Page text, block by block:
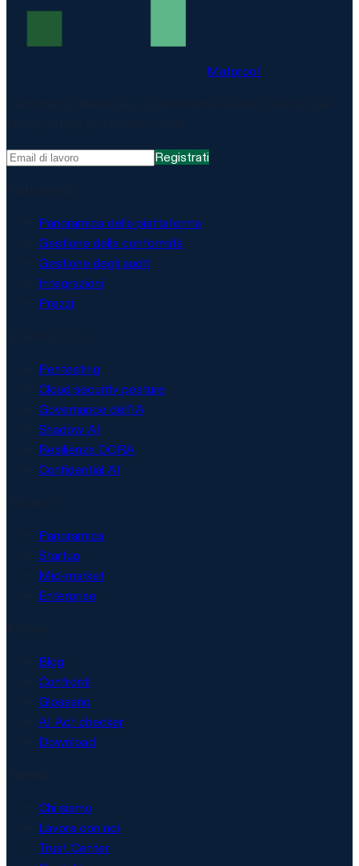
Matproof
Registrati
Panoramica della piattaforma
Gestione della conformità
Gestione degli audit
Integrazioni
Prezzi
Pentesting
Cloud security posture
Governance dell'IA
Shadow AI
Resilienza DORA
Confidential AI
Panoramica
Startup
Mid-market
Enterprise
Blog
Confronti
Glossario
AI Act checker
Download
Chi siamo
Lavora con noi
Trust Center